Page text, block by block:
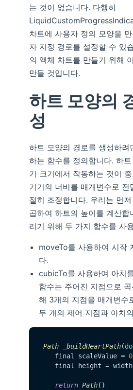
는 것이 없습니다. 다행히
차트에 사용자 정의 모양을
자 지정 경로를 설정할 수 있
의 액체 차트를 만들기 위해
만들 것입니다.
하트 모양의
성
하트 모양의 경로를 생성하려
하는 함수를 정의합니다. 하
기 크기에서 작동하는 것이
기기의 너비를 매개변수로 전
절히 조정합니다. 우리는 먼
곱하여 하트의 높이를 계산합
리기 위해 두 가지 함수를 사
moveTo를 사용하여 시작
다.
cubicTo를 사용하여 아치
함수는 주어진 지점으로
해 3개의 지점을 매개변수
두 개의 제어 지점과 아치
Path _buildHeartPath(
   final scaleValue =
final height =
return Path()